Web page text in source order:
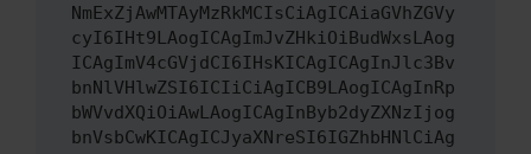
NmExZjAwMTAyMzRkMCIsCiAgICAiaGVhZGVy
cyI6IHt9LAogICAgImJvZHkiOiBudWxsLAog
ICAgImV4cGVjdCI6IHsKICAgICAgInJlc3Bv
bnNlVHlwZSI6ICIiCiAgICB9LAogICAgInRp
bWVvdXQiOiAwLAogICAgInByb2dyZXNzIjog
bnVsbCwKICAgICJyaXNreSI6IGZhbHNlCiAg